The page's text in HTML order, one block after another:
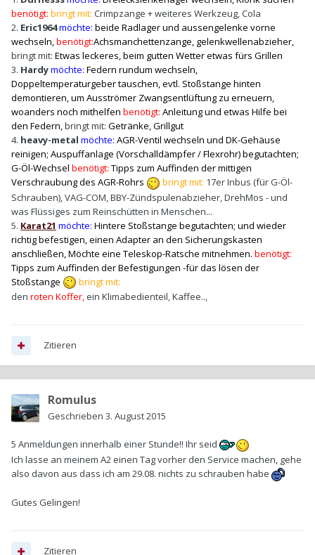
benötigt: bringt mit: Crimpzange + weiteres Werkzeug, Cola
2. Eric1964möchte: beide Radlager und aussengelenke vorne
wechseln,benötigt:Achsmanchettenzange, gelenkwellenabzieher,
bringt mit: Etwas leckeres, beim gutten Wetter etwas fürs Grillen
3. Hardymöchte: Federn rundum wechseln,
Doppeltemperaturgeber tauschen, evtl. Stoßstange hinten
demontieren, um Ausströmer Zwangsentlüftung zu erneuern,
woanders noch mithelfen benötigt: Anleitung und etwas Hilfe bei
den Federn,bringt mit: Getränke, Grillgut
4. heavy-metal möchte: AGR-Ventil wechseln und DK-Gehäuse
reinigen; Auspuffanlage (Vorschalldämpfer / Flexrohr) begutachten;
G-Öl-Wechsel benötigt: Tipps zum Auffinden der mittigen
Verschraubung des AGR-Rohrs
bringt mit: 17er Inbus (für G-Öl-
Schrauben), VAG-COM, BBY-Zündspulenabzieher, DrehMos - und
was Flüssiges zum Reinschütten in Menschen...
5. Karat21 möchte: Hintere Stoßstange begutachten; und wieder
richtig befestigen, einen Adapter an den Sicherungskasten
anschließen, Möchte eine Teleskop-Ratsche mitnehmen. benötigt:
Tipps zum Auffinden der Befestigungen -für das lösen der
Stoßstange
bringt mit:
den roten Koffer, ein Klimabedienteil, Kaffee..,
Zitieren
Romulus
Geschrieben 3. August 2015
5 Anmeldungen innerhalb einer Stunde!! Ihr seid
Ich lasse an meinem A2 einen Tag vorher den Service machen, gehe
also davon aus dass ich am 29.08. nichts zu schrauben habe
Gutes Gelingen!
Zitieren